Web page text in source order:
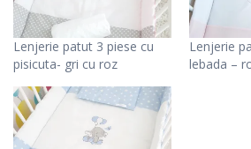
Lenjerie patut 3 piese cu
pisicuta- gri cu roz
Lenjerie
lebada –